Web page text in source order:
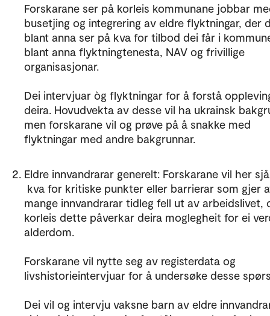
Forskarane ser på korleis kommunane jobbar
busetjing og integrering av eldre flyktningar, der
blant anna ser på kva for tilbod dei får i
blant anna flyktningtenesta, NAV og frivillige
organisasjonar.
Dei intervjuar òg flyktningar for å forstå
deira. Hovudvekta av desse vil ha ukrainsk
men forskarane vil og prøve på å snakke med
flyktningar med andre bakgrunnar.
Eldre innvandrarar generelt: Forskarane vil her
kva for kritiske punkter eller barrierar som gjer
mange innvandrarar tidleg fell ut av arbeidslivet,
korleis dette påverkar deira moglegheit for ei
alderdom.
Forskarane vil nytte seg av registerdata og
livshistorieintervjuar for å undersøke desse
Dei vil og intervju vaksne barn av eldre